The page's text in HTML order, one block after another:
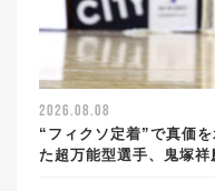
2026.08.08
“フィクソ定着”で真価
た超万能型選手、鬼塚